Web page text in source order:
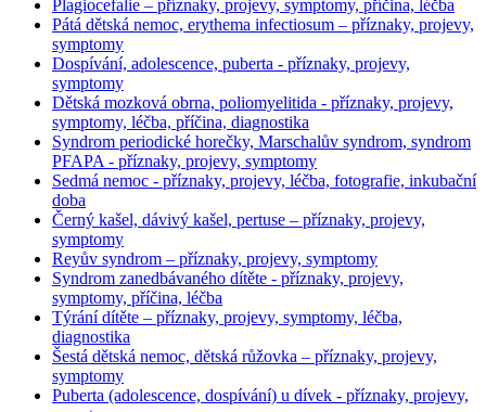
Plagiocefalie – příznaky, projevy, symptomy, příčina, léčba
Pátá dětská nemoc, erythema infectiosum – příznaky, projevy,
symptomy
Dospívání, adolescence, puberta - příznaky, projevy,
symptomy
Dětská mozková obrna, poliomyelitida - příznaky, projevy,
symptomy, léčba, příčina, diagnostika
Syndrom periodické horečky, Marschalův syndrom, syndrom
PFAPA - příznaky, projevy, symptomy
Sedmá nemoc - příznaky, projevy, léčba, fotografie, inkubační
doba
Černý kašel, dávivý kašel, pertuse – příznaky, projevy,
symptomy
Reyův syndrom – příznaky, projevy, symptomy
Syndrom zanedbávaného dítěte - příznaky, projevy,
symptomy, příčina, léčba
Týrání dítěte – příznaky, projevy, symptomy, léčba,
diagnostika
Šestá dětská nemoc, dětská růžovka – příznaky, projevy,
symptomy
Puberta (adolescence, dospívání) u dívek - příznaky, projevy,